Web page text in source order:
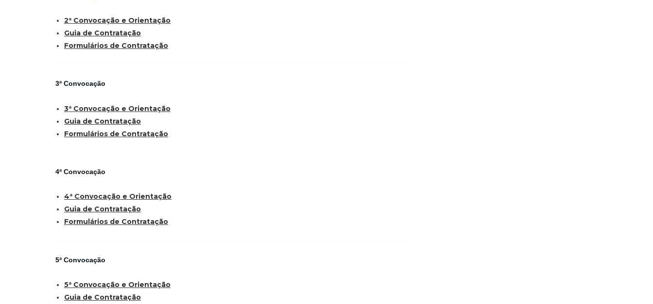
2ª Convocação e Orientação
Guia de Contratação
Formulários de Contratação
3ª Convocação
3ª Convocação e Orientação
Guia de Contratação
Formulários de Contratação
4ª Convocação
4ª Convocação e Orientação
Guia de Contratação
Formulários de Contratação
5ª Convocação
5ª Convocação e Orientação
Guia de Contratação